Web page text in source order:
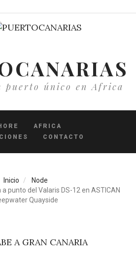
puerto único en Africa
AFRICA
CONTACTO
Inicio
Node
punto del Valaris DS-12 en ASTICAN
Quayside